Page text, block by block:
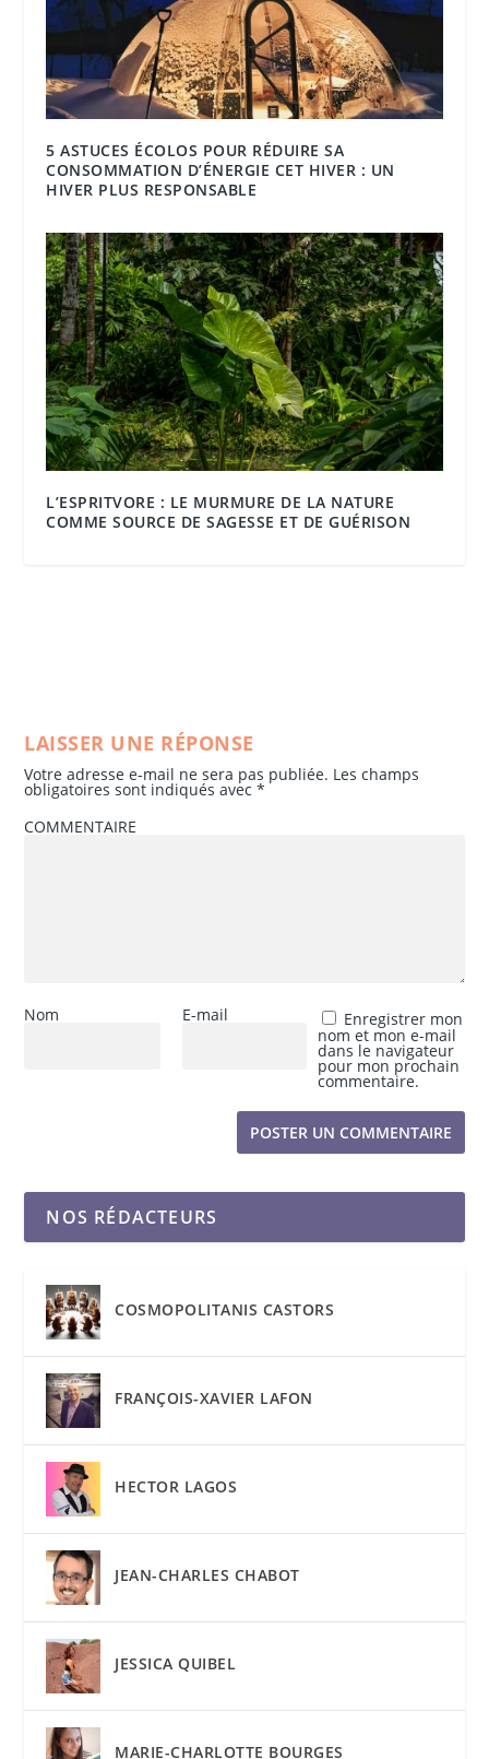
5 ASTUCES ÉCOLOS POUR RÉDUIRE SA
CONSOMMATION D’ÉNERGIE CET HIVER : UN
HIVER PLUS RESPONSABLE
L’ESPRITVORE : LE MURMURE DE LA NATURE
COMME SOURCE DE SAGESSE ET DE GUÉRISON
LAISSER UNE RÉPONSE
Votre adresse e-mail ne sera pas publiée. Les champs
obligatoires sont indiqués avec*
COMMENTAIRE
Nom E-mail Enregistrer mon
nom et mon e-mail
dans le navigateur
pour mon prochain
commentaire.
NOS RÉDACTEURS
COSMOPOLITANIS CASTORS
FRANÇOIS-XAVIER LAFON
HECTOR LAGOS
JEAN-CHARLES CHABOT
JESSICA QUIBEL
MARIE-CHARLOTTE BOURGES